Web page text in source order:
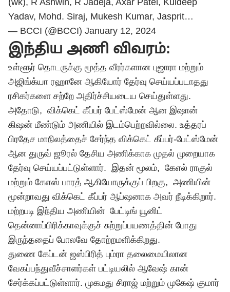
(wk), R Ashwin, R Jadeja, Axar Patel, Kuldeep
Yadav, Mohd. Siraj, Mukesh Kumar, Jasprit…
— BCCI (@BCCI) January 12, 2024
இந்திய அணி விவரம்:
உள்ளூர் தொடருக்கு மூத்த வீரர்களான புஜாரா மற்றும்
அஜிங்க்யா ரஹானே ஆகியோர் தேர்வு செய்யப்படாதது
ரசிகர்களை சற்றே அதிர்ச்சியடைய செய்துள்ளது.
அதோடு, விக்கெட் கீப்பர் பேட்ஸ்மேன் ஆன இஷான்
கிஷன் மீண்டும் அணியில் இடம்பெற்றவில்லை. உத்தரப்
பிரதேச மாநிலத்தைச் சேர்ந்த விக்கெட் கீப்பர்-பேட்ஸ்மேன்
ஆன துருவ் ஜூரல் தேசிய அணிக்காக முதல் முறையாக
தேர்வு செய்யப்பட்டுள்ளார். இதன் மூலம், கேஎல் ராகுல்
மற்றும் கேஎஸ் பாரத் ஆகியோருக்குப் பிறகு, அணியின்
மூன்றாவது விக்கெட் கீப்பர் ஆப்ஷனாக அவர் நீடிக்கிறார்.
மற்றபடி இந்திய அணியின் பேட்டிங் யூனிட்
தென்னாப்பிரிக்காவுக்குச் சுற்றுப்பயணத்தின் போது
இருந்ததைப் போலவே தோற்றமளிக்கிறது.
துணை கேப்டன் ஜஸ்பிரித் பும்ரா தலைமையிலான
வேகப்பந்துவீச்சாளர்கள் பட்டியலில் ஆவேஷ் கான்
சேர்க்கப்பட்டுள்ளார். முகமது சிராஜ் மற்றும் முகேஷ் குமார்